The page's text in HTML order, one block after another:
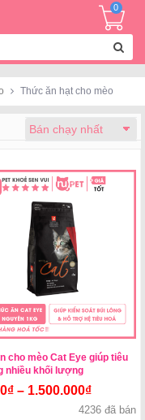
0
Thức ăn hạt cho mèo
cho mèo Cat Eye giúp tiêu
nhiều khối lượng
₫ – 1.500.000₫
4236 đã bán